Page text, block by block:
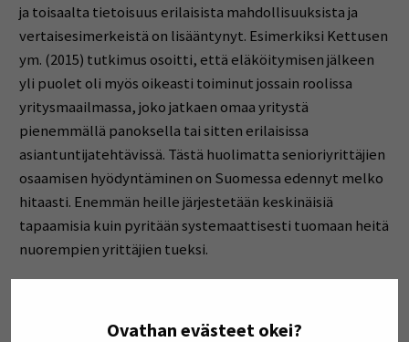
Ovathan evästeet okei?
ja toisaalta tietoisuus erilaisista mahdollisuuksista ja
vertaisesimerkeistä on lisääntynyt. Esimerkiksi Kettusen
ym. (2015) tutkimus osoitti, että eläköitymisen jälkeen
yli puolet oli myös oikeasti toiminut jossain roolissa
yritysmaailmassa, joko jatkaen omaa yritystä
pienemmällä panoksella tai sitten erilaisissa
asiantuntijatehtävissä. Tästä huolimatta senioriyrittäjien
osaamisen hyödyntäminen on Suomessa edennyt melko
hitaasti. Enemmän heille järjestetään keskinäisiä
tapaamisia kuin pyritään systemaattisesti tuomaan heitä
nuorempien yrittäjien tueksi.
syntynyt valtava kumuloitunut osaamispääoma